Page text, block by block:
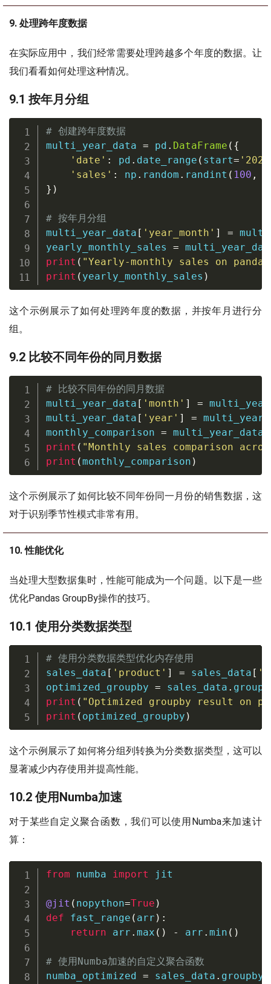
9. 处理跨年度数据
在实际应用中，我们经常需要处理跨越多个年度的数据。让
我们看看如何处理这种情况。
9.1 按年月分组
# 创建跨年度数据
multi_year_data = pd . DataFrame ( {
'date' : pd . date_range ( start=
'sales' : np . random . randint ( 100 ,
} )
# 按年月分组
multi_year_data [ 'year_month' ] =
yearly_monthly_sales =
print ( "Yearly-monthly sales on
print ( yearly_monthly_sales )
这个示例展示了如何处理跨年度的数据，并按年月进行分
组。
9.2 比较不同年份的同月数据
# 比较不同年份的同月数据
multi_year_data [ 'month' ] =
multi_year_data [ 'year' ] =
monthly_comparison = multi_year_data
print ( "Monthly sales comparison
print (monthly_comparison )
这个示例展示了如何比较不同年份同一月份的销售数据，这
对于识别季节性模式非常有用。
10. 性能优化
当处理大型数据集时，性能可能成为一个问题。以下是一些
优化Pandas GroupBy操作的技巧。
10.1 使用分类数据类型
# 使用分类数据类型优化内存使用
sales_data [ 'product' ] = sales_data [
optimized_groupby = sales_data .
print ( "Optimized groupby result on
print ( optimized_groupby )
这个示例展示了如何将分组列转换为分类数据类型，这可以
显著减少内存使用并提高性能。
10.2 使用Numba加速
对于某些自定义聚合函数，我们可以使用Numba来加速计
算：
from numba import jit
@jit ( nopython=True )
def
fast_range ( arr ) :
return arr . max ( ) - arr . min ( )
# 使用Numba加速的自定义聚合函数
numba_optimized = sales_data . groupby